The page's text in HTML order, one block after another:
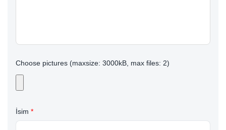
Choose pictures (maxsize: 3000kB, max files: 2)
İsim *